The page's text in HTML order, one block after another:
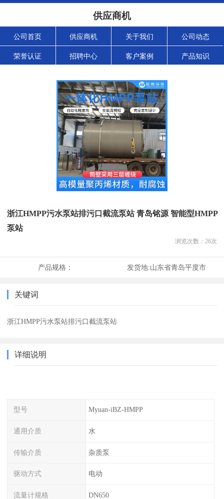
供应商机
公司首页 供应商机 关于我们 公司动态
荣誉认证 招聘中心 客户案例 产品知识
浙江HMPP污水泵站排污口截流泵站 青岛铭源 智能型HMPP
泵站
浏览次数： 26次
产品规格： 发货地:山东省青岛平度市
关键词
浙江HMPP污水泵站排污口截流泵站
详细说明
型号 Myuan-iBZ-HMPP
通用介质 水
传输介质 杂质泵
驱动方式 电动
流量计规格 DN650